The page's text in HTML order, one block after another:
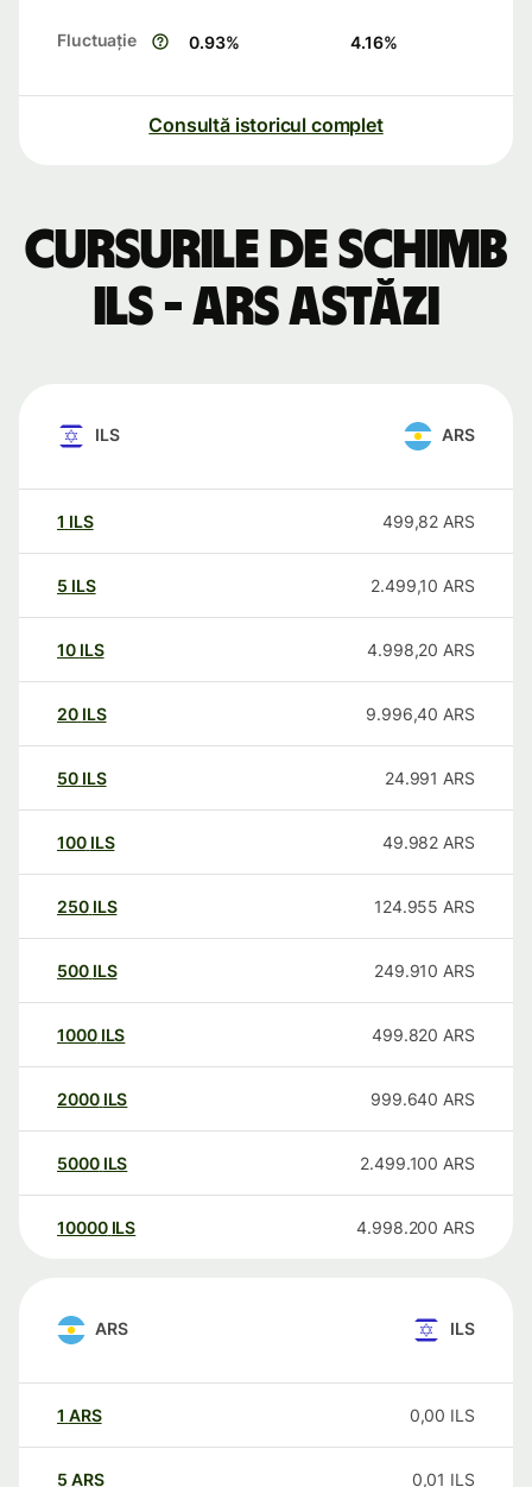
Fluctuație 0.93% 4.16%
Consultă istoricul complet
Cursurile de schimb
ILS - ARS astăzi
ILS ARS
1 ILS 499,82 ARS
5 ILS 2.499,10 ARS
10 ILS 4.998,20 ARS
20 ILS 9.996,40 ARS
50 ILS 24.991 ARS
100 ILS 49.982 ARS
250 ILS 124.955 ARS
500 ILS 249.910 ARS
1000 ILS 499.820 ARS
2000 ILS 999.640 ARS
5000 ILS 2.499.100 ARS
10000 ILS 4.998.200 ARS
ARS ILS
1 ARS 0,00 ILS
5 ARS 0,01 ILS